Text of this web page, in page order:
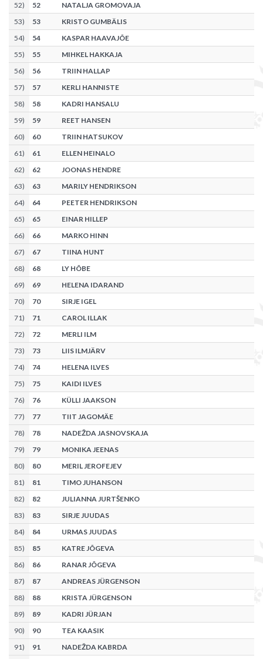
52) 52
NATALJA GROMOVAJA
53) 53
KRISTO GUMBÄLIS
54) 54
KASPAR HAAVAJÕE
55) 55
MIHKEL HAKKAJA
56) 56
TRIIN HALLAP
57) 57
KERLI HANNISTE
58) 58
KADRI HANSALU
59) 59
REET HANSEN
60) 60
TRIIN HATSUKOV
61) 61
ELLEN HEINALO
62) 62
JOONAS HENDRE
63) 63
MARILY HENDRIKSON
64) 64
PEETER HENDRIKSON
65) 65
EINAR HILLEP
66) 66
MARKO HINN
67) 67
TIINA HUNT
68) 68
LY HÕBE
69) 69
HELENA IDARAND
70) 70
SIRJE IGEL
71) 71
CAROL ILLAK
72) 72
MERLI ILM
73) 73
LIIS ILMJÄRV
74) 74
HELENA ILVES
75) 75
KAIDI ILVES
76) 76
KÜLLI JAAKSON
77) 77
TIIT JAGOMÄE
78) 78
NADEŽDA JASNOVSKAJA
79) 79
MONIKA JEENAS
80) 80
MERIL JEROFEJEV
81) 81
TIMO JUHANSON
82) 82
JULIANNA JURTŠENKO
83) 83
SIRJE JUUDAS
84) 84
URMAS JUUDAS
85) 85
KATRE JÕGEVA
86) 86
RANAR JÕGEVA
87) 87
ANDREAS JÜRGENSON
88) 88
KRISTA JÜRGENSON
89) 89
KADRI JÜRJAN
90) 90
TEA KAASIK
91) 91 NADEŽDA KABRDA